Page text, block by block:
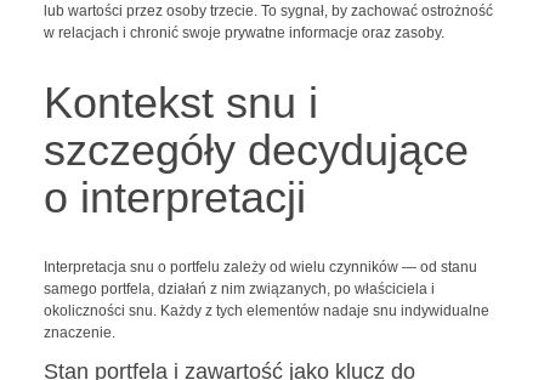
lub wartości przez osoby trzecie. To sygnał, by zachować ostrożność
w relacjach i chronić swoje prywatne informacje oraz zasoby.
Kontekst snu i
szczegóły decydujące
o interpretacji
Interpretacja snu o portfelu zależy od wielu czynników — od stanu
samego portfela, działań z nim związanych, po właściciela i
okoliczności snu. Każdy z tych elementów nadaje snu indywidualne
znaczenie.
Stan portfela i zawartość jako klucz do